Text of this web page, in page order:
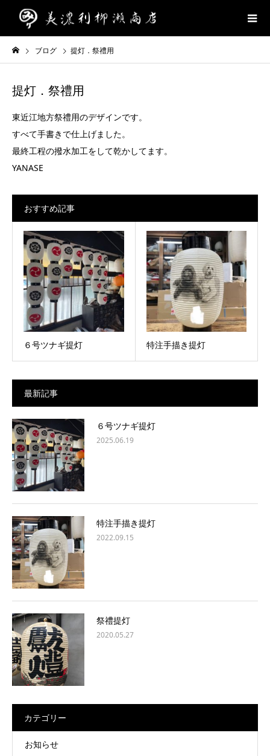
ブログ 提灯．祭禮用
提灯．祭禮用
東近江地方祭禮用のデザインです。
すべて手書きで仕上げました。
最終工程の撥水加工をして乾かしてます。
YANASE
おすすめ記事
６号ツナギ提灯 特注手描き提灯
最新記事
６号ツナギ提灯
2025.06.19
特注手描き提灯
2022.09.15
祭禮提灯
2020.05.27
カテゴリー
お知らせ